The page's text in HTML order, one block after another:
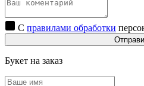
С правилами обработки
Букет на заказ